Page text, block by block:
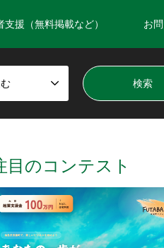
支援（無料掲載など） お
目のコンテスト